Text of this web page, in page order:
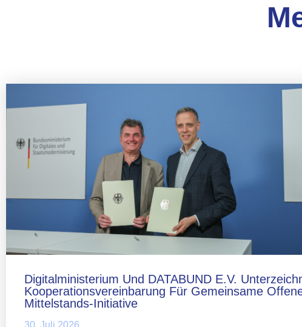
Digitalministerium Und DATABUND E.V.
Kooperationsvereinbarung Für Gemeinsame
Mittelstands-Initiative